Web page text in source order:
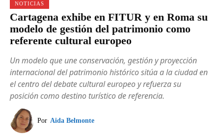
NOTICIAS
Cartagena exhibe en FITUR y en Roma su
modelo de gestión del patrimonio como
referente cultural europeo
Un modelo que une conservación, gestión y proyección
internacional del patrimonio histórico sitúa a la ciudad en
el centro del debate cultural europeo y refuerza su
posición como destino turístico de referencia.
Por Aida Belmonte